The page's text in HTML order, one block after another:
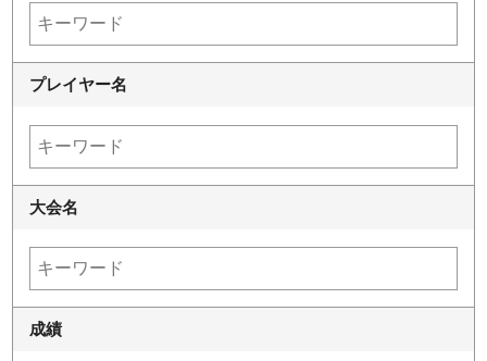
プレイヤー名
大会名
成績